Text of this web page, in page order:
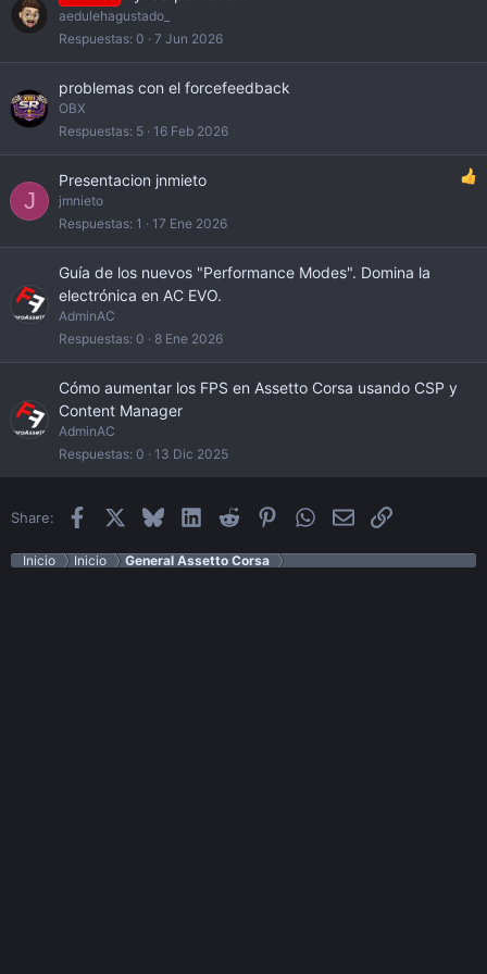
aedulehagustado_
Respuestas 0 7 Jun 2026
problemas con el forcefeedback
OBX
Respuestas 5 16 Feb 2026
J
Presentacion jnmieto
jmnieto
Respuestas 1 17 Ene 2026
Guía de los nuevos "Performance Modes". Domina la
electrónica en AC EVO.
AdminAC
Respuestas 0 8 Ene 2026
Cómo aumentar los FPS en Assetto Corsa usando CSP y
Content Manager
AdminAC
Respuestas 0 13 Dic 2025
Share: Facebook BlueskyLinkedInReddit PinterestWhatsApp
EmailEnlace
Inicio Inicio General Assetto Corsa